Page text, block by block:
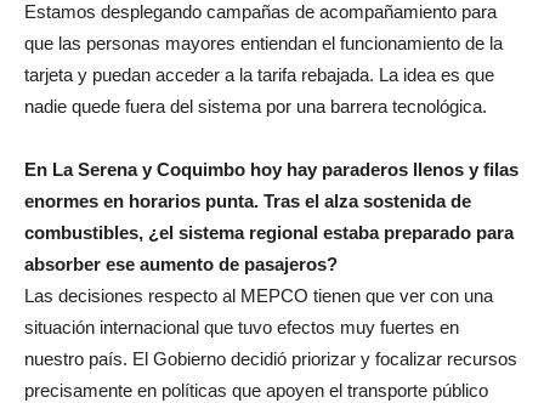
Estamos desplegando campañas de acompañamiento para
que las personas mayores entiendan el funcionamiento de la
tarjeta y puedan acceder a la tarifa rebajada. La idea es que
nadie quede fuera del sistema por una barrera tecnológica.
En La Serena y Coquimbo hoy hay paraderos llenos y filas
enormes en horarios punta. Tras el alza sostenida de
combustibles, ¿el sistema regional estaba preparado para
absorber ese aumento de pasajeros?
Las decisiones respecto al MEPCO tienen que ver con una
situación internacional que tuvo efectos muy fuertes en
nuestro país. El Gobierno decidió priorizar y focalizar recursos
precisamente en políticas que apoyen el transporte público